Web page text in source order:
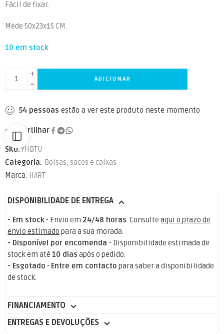
Fácil de fixar.
Mede 50x23x15 CM.
10 em stock
ADICIONAR
54 pessoas estão a ver este produto neste momento
Partilhar
SKU: YHBTU
Categoria: Bolsas, sacos e caixas
Marca: HART
DISPONIBILIDADE DE ENTREGA
- Em stock - Envio em 24/48 horas. Consulteaqui o prazo de
envio estimado para a sua morada.
- Disponível por encomenda - Disponibilidade estimada de
stock em até10 dias após o pedido.
- Esgotado - Entre em contacto para saber a disponibilidade
de stock.
FINANCIAMENTO
ENTREGAS E DEVOLUÇÕES